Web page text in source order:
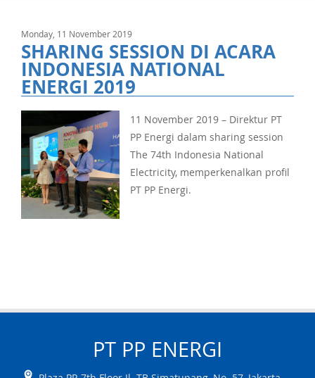
Monday, 11 November 2019
SHARING SESSION DI ACARA
INDONESIA NATIONAL
ENERGI 2019
11 November 2019 – Direktur PT
PP Energi dalam sharing session
The 74th Indonesia National
Electricity, memperkenalkan profil
PT PP Energi.
PT PP ENERGI